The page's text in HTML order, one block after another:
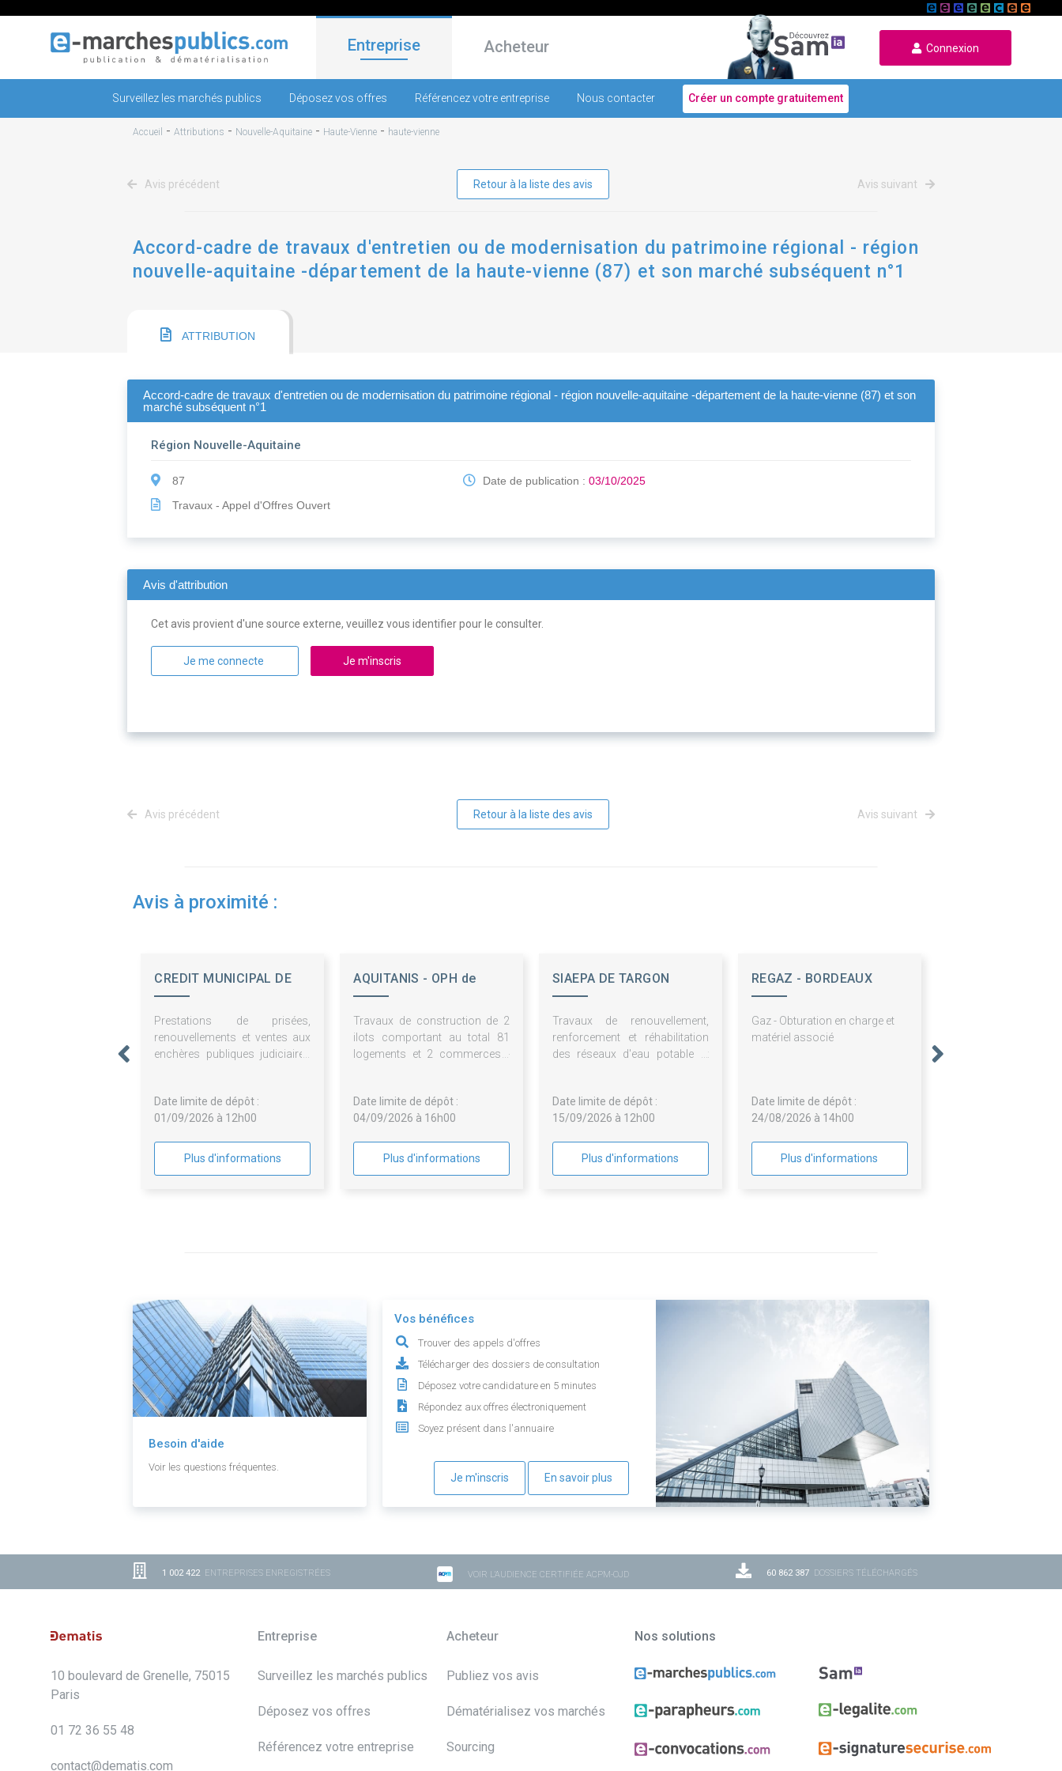
Entreprise Acheteur Connexion
Surveillez les marchés publics Déposez vos offres Référencez votre entreprise Nous contacter Créer un compte gratuitement
Accueil - Attributions - Nouvelle-Aquitaine - Haute-Vienne - haute-vienne
Avis précédent Retour à la liste des avis Avis suivant
Accord-cadre de travaux d'entretien ou de modernisation du patrimoine régional - région
nouvelle-aquitaine -département de la haute-vienne (87) et son marché subséquent n°1
ATTRIBUTION
Accord-cadre de travaux d'entretien ou de modernisation du patrimoine régional - région nouvelle-aquitaine -département de la haute-vienne (87) et son
marché subséquent n°1
Région Nouvelle-Aquitaine
87
Travaux - Appel d'Offres Ouvert
Date de publication :03/10/2025
Avis d'attribution
Cet avis provient d'une source externe, veuillez vous identifier pour le consulter.
Je me connecte Je m'inscris
Avis précédent Retour à la liste des avis Avis suivant
Avis à proximité :
CREDIT MUNICIPAL DE
Prestations de prisées,
renouvellements et ventes aux
enchères publiques judiciaires
Bordeaux
Date limite de dépôt :
01/09/2026 à 12h00
Plus d'informations
AQUITANIS - OPH de
Travaux de construction de 2
ilots comportant au total 81
logements et 2 commerces -
n°6
Date limite de dépôt :
04/09/2026 à 16h00
Plus d'informations
SIAEPA DE TARGON
Travaux de renouvellement,
renforcement et réhabilitation
des réseaux d'eau potable et
Targon
Date limite de dépôt :
15/09/2026 à 12h00
Plus d'informations
REGAZ - BORDEAUX
Gaz - Obturation en charge et
matériel associé
Date limite de dépôt :
24/08/2026 à 14h00
Plus d'informations
Besoin d'aide
Voir les questions fréquentes.
Vos bénéfices
Trouver des appels d'offres
Télécharger des dossiers de consultation
Déposez votre candidature en 5 minutes
Répondez aux offres électroniquement
Soyez présent dans l'annuaire
Je m'inscris En savoir plus
1 002 422ENTREPRISES ENREGISTRÉES VOIR L'AUDIENCE CERTIFIÉE ACPM-OJD 60 862 387 DOSSIERS TÉLÉCHARGÉS
10 boulevard de Grenelle, 75015
Paris
01 72 36 55 48
contact@dematis.com
Entreprise
Surveillez les marchés publics
Déposez vos offres
Référencez votre entreprise
Acheteur
Publiez vos avis
Dématérialisez vos marchés
Sourcing
Nos solutions